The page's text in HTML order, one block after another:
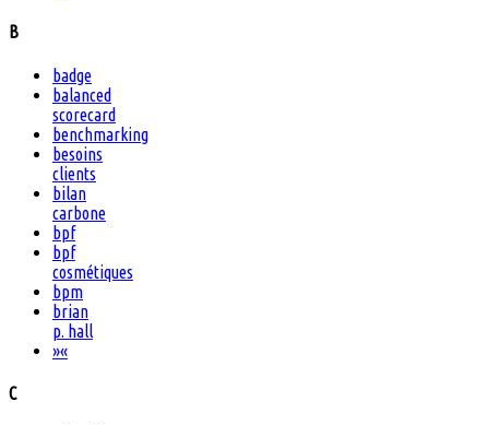
B
badge
balanced
scorecard
benchmarking
besoins
clients
bilan
carbone
bpf
bpf
cosmétiques
bpm
brian
p. hall
»«
C